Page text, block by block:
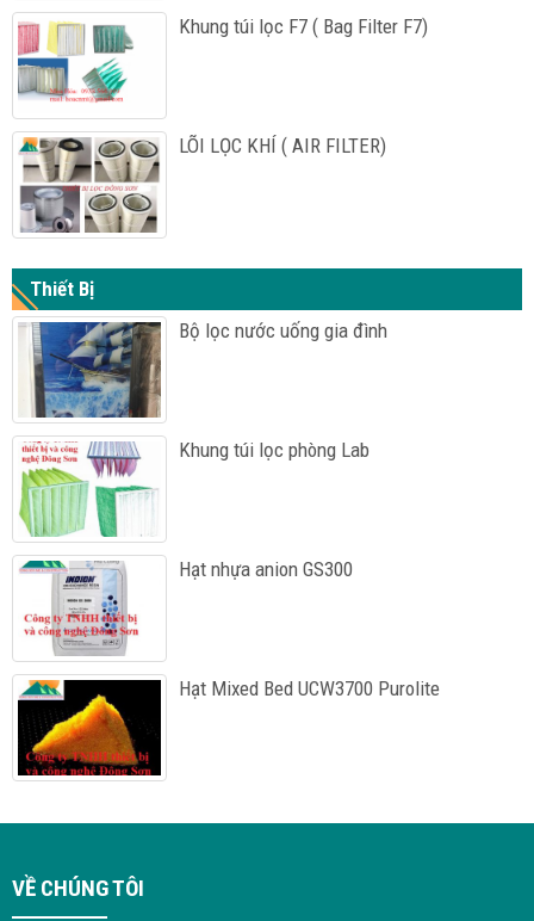
Khung túi lọc F7 ( Bag Filter F7)
LÕI LỌC KHÍ ( AIR FILTER)
Thiết Bị
Bộ lọc nước uống gia đình
Khung túi lọc phòng Lab
Hạt nhựa anion GS300
Hạt Mixed Bed UCW3700 Purolite
VỀ CHÚNG TÔI